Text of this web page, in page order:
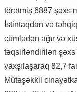
törətmiş 6887 şəxs
İstintaqdan və
cümlədən ağır və
təqsirləndirilən şəxs
yaxşılaşaraq 82,7
Mütəşəkkil